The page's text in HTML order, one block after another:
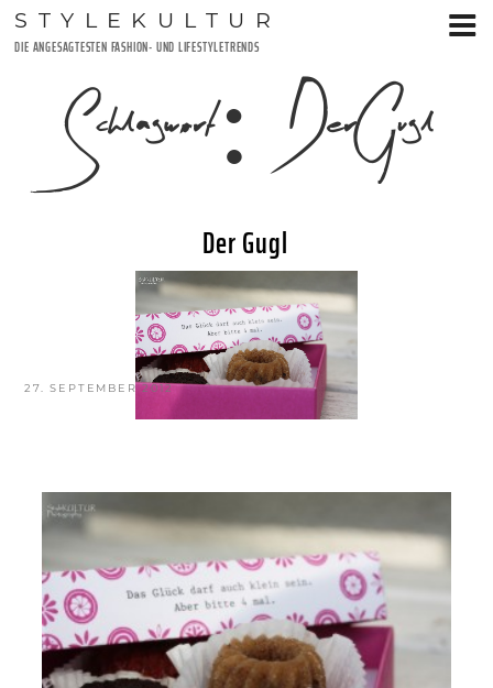
Zum
Inhalt
STYLEKULTUR
DIE ANGESAGTESTEN FASHION- UND LIFESTYLETRENDS
Schlagwort: DerGugl
VERÖFFENTLICHT
27. SEPTEMBER 2012
Der Gugl